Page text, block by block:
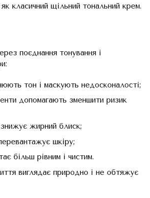
класичний щільний тональний крем.
поєднання тонування і
тон і маскують недосконалості;
допомагають зменшити ризик
жирний блиск;
шкіру;
більш рівним і чистим.
виглядає природно і не обтяжує